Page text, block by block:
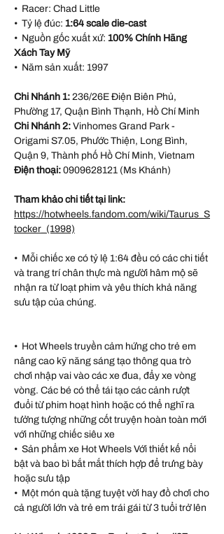
• Racer: Chad Little
• Tỷ lệ đúc: 1:64 scale die-cast
• Nguồn gốc xuất xứ: 100% Chính Hãng
Xách Tay Mỹ
• Năm sản xuất: 1997
Chi Nhánh 1: 236/26E Điện Biên Phủ,
Phường 17, Quận Bình Thạnh, Hồ Chí Minh
Chi Nhánh 2: Vinhomes Grand Park -
Origami S7.05, Phước Thiện, Long Bình,
Quận 9, Thành phố Hồ Chí Minh, Vietnam
Điện thoại: 0909628121 (Ms Khánh)
Tham khảo chi tiết tại link:
https://hotwheels.fandom.com/wiki/Taurus_S
tocker_(1998)
• Mỗi chiếc xe có tỷ lệ 1:64 đều có các chi tiết
và trang trí chân thực mà người hâm mộ sẽ
nhận ra từ loạt phim và yêu thích khả năng
sưu tập của chúng.
• Hot Wheels truyền cảm hứng cho trẻ em
nâng cao kỹ năng sáng tạo thông qua trò
chơi nhập vai vào các xe đua, đẩy xe vòng
vòng. Các bé có thể tái tạo các cảnh rượt
đuổi từ phim hoạt hình hoặc có thể nghĩ ra
tưởng tượng những cốt truyện hoàn toàn mới
với những chiếc siêu xe
• Sản phẩm xe Hot Wheels Với thiết kế nổi
bật và bao bì bắt mắt thích hợp để trưng bày
hoặc sưu tập
• Một món quà tặng tuyệt vời hay đồ chơi cho
cả người lớn và trẻ em trái gái từ 3 tuổi trở lên